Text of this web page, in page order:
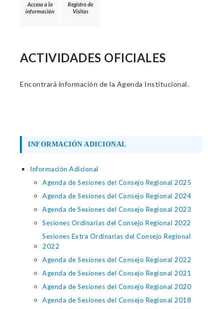
Acceso a la
información
Registro de
Visitas
ACTIVIDADES OFICIALES
Encontrará información de la Agenda Institucional.
INFORMACIÓN ADICIONAL
Información Adicional
Agenda de Sesiones del Consejo Regional 2025
Agenda de Sesiones del Consejo Regional 2024
Agenda de Sesiones del Consejo Regional 2023
Sesiones Ordinarias del Consejo Regional 2022
Sesiones Extra Ordinarias del Consejo Regional
2022
Agenda de Sesiones del Consejo Regional 2022
Agenda de Sesiones del Consejo Regional 2021
Agenda de Sesiones del Consejo Regional 2020
Agenda de Sesiones del Consejo Regional 2018